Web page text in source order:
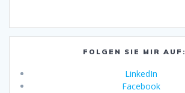
FOLGEN SIE MIR AUF:
LinkedIn
Facebook